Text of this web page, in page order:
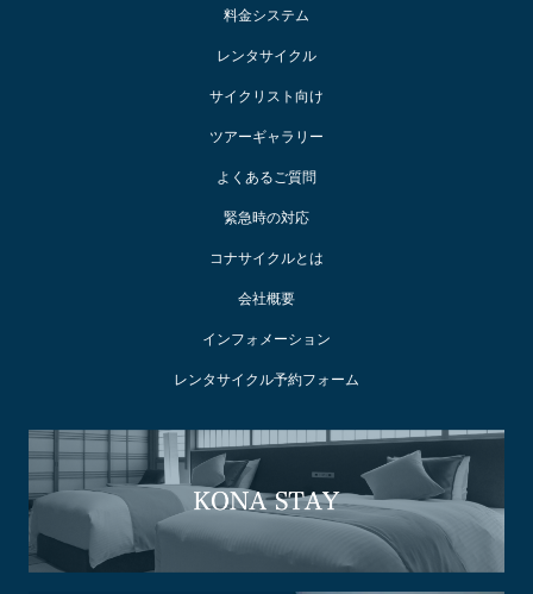
料金システム
レンタサイクル
サイクリスト向け
ツアーギャラリー
よくあるご質問
緊急時の対応
コナサイクルとは
会社概要
インフォメーション
レンタサイクル予約フォーム